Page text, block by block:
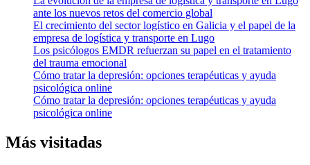
ante los nuevos retos del comercio global
El crecimiento del sector logístico en Galicia y el papel de la
empresa de logística y transporte en Lugo
Los psicólogos EMDR refuerzan su papel en el tratamiento
del trauma emocional
Cómo tratar la depresión: opciones terapéuticas y ayuda
psicológica online
Cómo tratar la depresión: opciones terapéuticas y ayuda
psicológica online
Más visitadas